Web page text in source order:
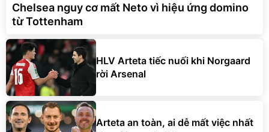
Chelsea nguy cơ mất Neto vì hiệu ứng domino
từ Tottenham
HLV Arteta tiếc nuối khi Norgaard
rời Arsenal
Arteta an toàn, ai dễ mất việc nhất